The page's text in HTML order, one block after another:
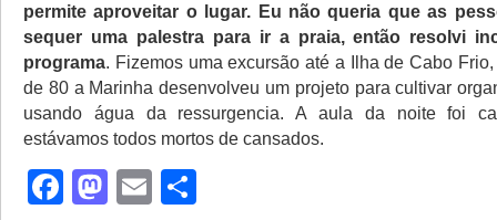
permite aproveitar o lugar. Eu não queria que as
sequer uma palestra para ir a praia, então resolvi
programa. Fizemos uma excursão até a Ilha de Cabo
de 80 a Marinha desenvolveu um projeto para cultivar
usando água da ressurgencia. A aula da noite foi
estávamos todos mortos de cansados.
Facebook
Mastodon
Email